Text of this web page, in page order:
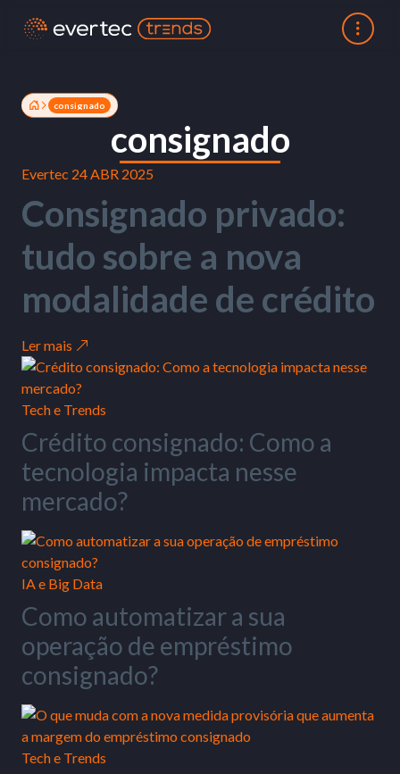
consignado
consignado
Evertec 24 ABR 2025
Consignado privado:
tudo sobre a nova
modalidade de crédito
Ler mais
Tech e Trends
Crédito consignado: Como a
tecnologia impacta nesse
mercado?
IA e Big Data
Como automatizar a sua
operação de empréstimo
consignado?
Tech e Trends